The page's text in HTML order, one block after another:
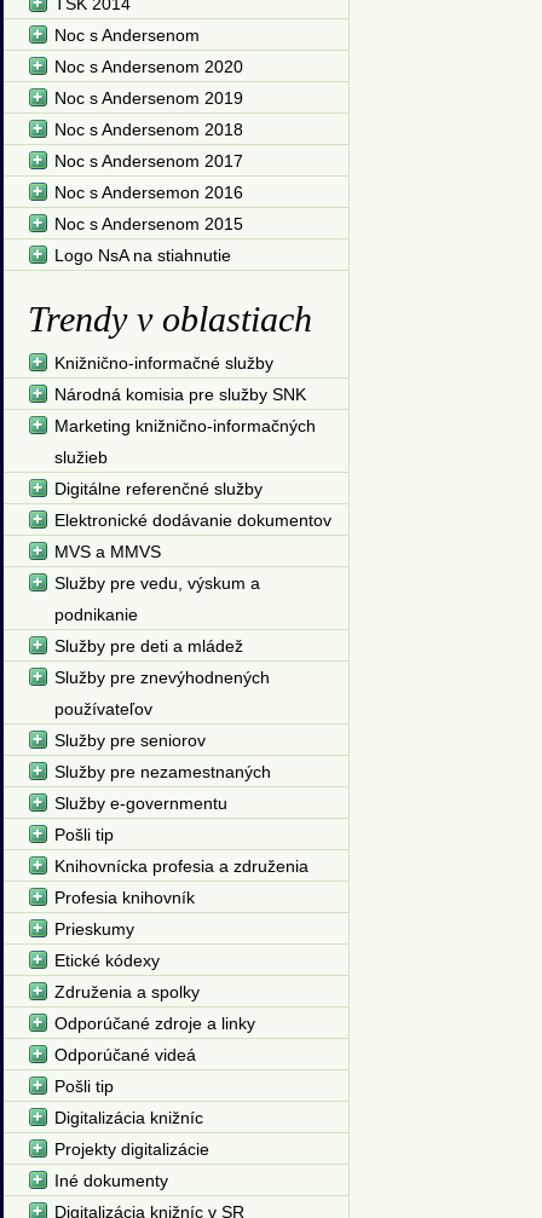
Noc s Andersenom
Noc s Andersenom 2020
Noc s Andersenom 2019
Noc s Andersenom 2018
Noc s Andersenom 2017
Noc s Andersemon 2016
Noc s Andersenom 2015
Logo NsA na stiahnutie
Trendy v oblastiach
Knižnično-informačné služby
Národná komisia pre služby SNK
Marketing knižnično-informačných
služieb
Digitálne referenčné služby
Elektronické dodávanie dokumentov
MVS a MMVS
Služby pre vedu, výskum a
podnikanie
Služby pre deti a mládež
Služby pre znevýhodnených
používateľov
Služby pre seniorov
Služby pre nezamestnaných
Služby e-governmentu
Pošli tip
Knihovnícka profesia a združenia
Profesia knihovník
Prieskumy
Etické kódexy
Združenia a spolky
Odporúčané zdroje a linky
Odporúčané videá
Pošli tip
Digitalizácia knižníc
Projekty digitalizácie
Iné dokumenty
Digitalizácia knižníc v SR